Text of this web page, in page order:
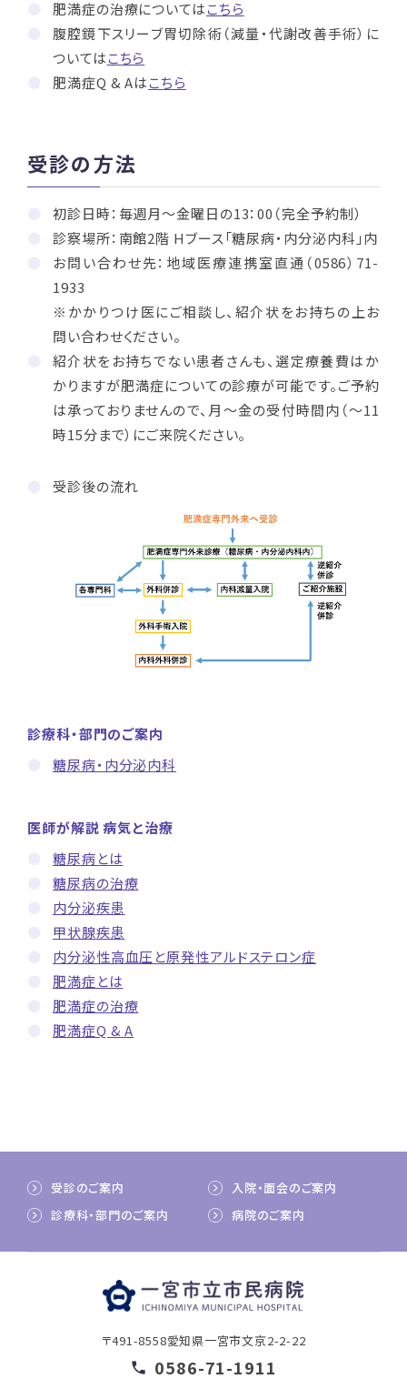
肥満症の治療についてはこちら
腹腔鏡下スリーブ胃切除術（減量・代謝改善手術）に
ついてはこちら
肥満症Q & Aはこちら
受診の方法
初診日時：毎週月～金曜日の13：00（完全予約制）
診察場所：南館2階 Hブース「糖尿病・内分泌内科」内
お問い合わせ先：地域医療連携室直通（0586）71-
1933
※かかりつけ医にご相談し、紹介状をお持ちの上お
問い合わせください。
紹介状をお持ちでない患者さんも、選定療養費はか
かりますが肥満症についての診療が可能です。ご予約
は承っておりませんので、月～金の受付時間内（～11
時15分まで）にご来院ください。
受診後の流れ
診療科・部門のご案内
糖尿病・内分泌内科
医師が解説 病気と治療
糖尿病とは
糖尿病の治療
内分泌疾患
甲状腺疾患
内分泌性高血圧と原発性アルドステロン症
肥満症とは
肥満症の治療
肥満症Q & A
受診のご案内
入院・面会のご案内
診療科・部門のご案内
病院のご案内
〒491-8558愛知県一宮市文京2-2-22
0586-71-1911